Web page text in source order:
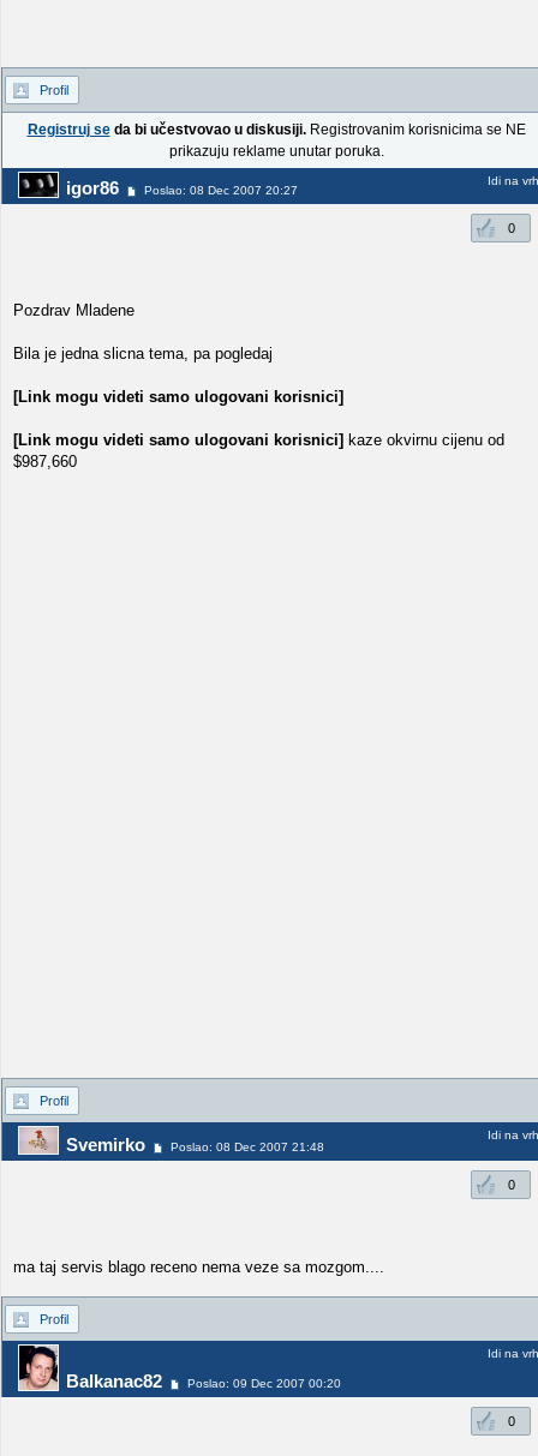
Profil
Registruj seda bi učestvovao u diskusiji.Registrovanim korisnicima se NE
prikazuju reklame unutar poruka.
igor86 Poslao: 08 Dec 2007 20:27
Idi na vrh
0
Pozdrav Mladene
Bila je jedna slicna tema, pa pogledaj
[Link mogu videti samo ulogovani korisnici]
[Link mogu videti samo ulogovani korisnici] kaze okvirnu cijenu od
$987,660
Profil
Svemirko Poslao: 08 Dec 2007 21:48
Idi na vrh
0
ma taj servis blago receno nema veze sa mozgom....
Profil
Balkanac82 Poslao: 09 Dec 2007 00:20
Idi na vrh
0